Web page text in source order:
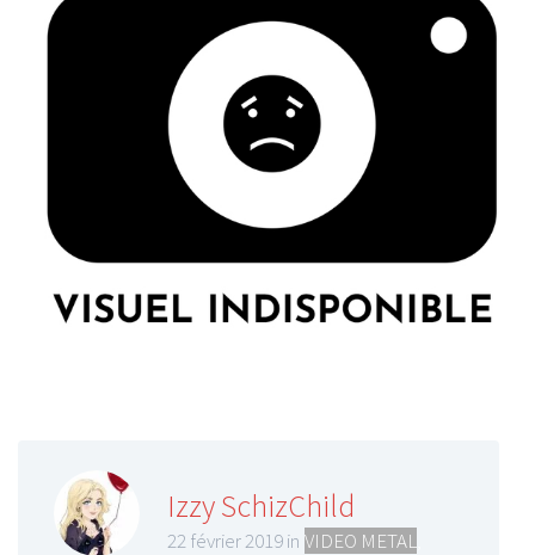
Izzy SchizChild
22 février 2019 in VIDEO METAL